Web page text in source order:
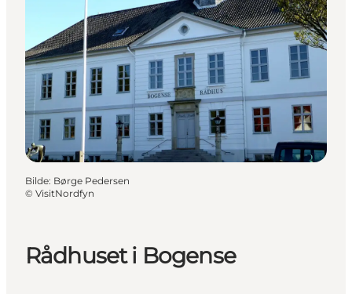
Reisemål
Aktiviteter
Overnatting
Planlegg reisen
Rådhuset i Bogense
Bilde: Børge Pedersen
© VisitNordfyn